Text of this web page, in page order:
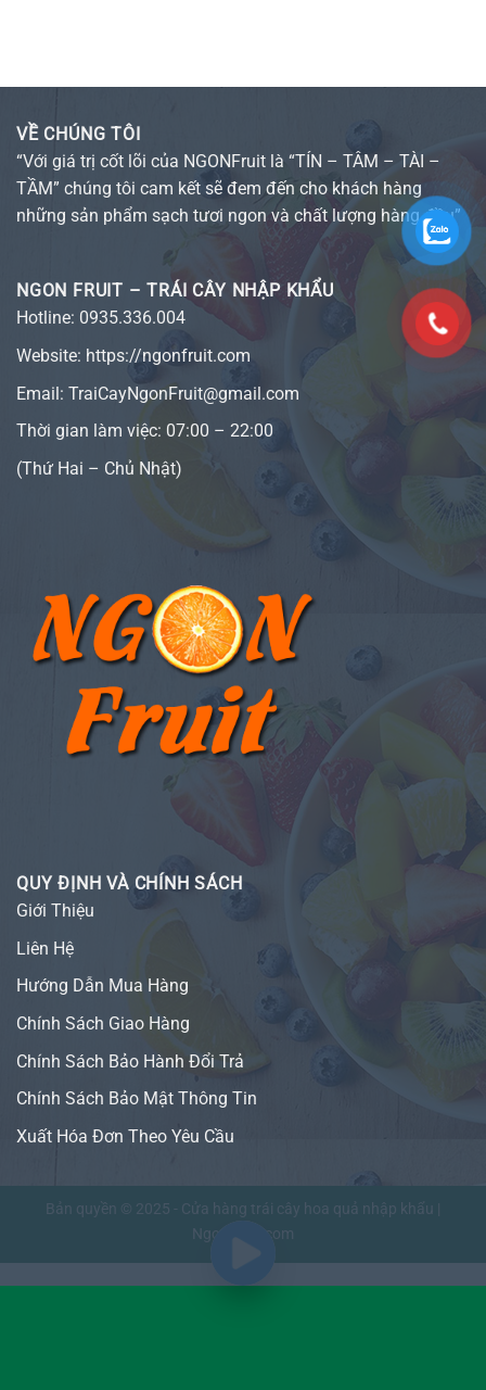
VỀ CHÚNG TÔI
“Với giá trị cốt lõi của NGONFruit là “TÍN – TÂM – TÀI –
TẦM” chúng tôi cam kết sẽ đem đến cho khách hàng
những sản phẩm sạch tươi ngon và chất lượng hàng đầu”
NGON FRUIT – TRÁI CÂY NHẬP KHẨU
Hotline: 0935.336.004
Website: https://ngonfruit.com
Email: TraiCayNgonFruit@gmail.com
Thời gian làm việc: 07:00 – 22:00
(Thứ Hai – Chủ Nhật)
QUY ĐỊNH VÀ CHÍNH SÁCH
Giới Thiệu
Liên Hệ
Hướng Dẫn Mua Hàng
Chính Sách Giao Hàng
Chính Sách Bảo Hành Đổi Trả
Chính Sách Bảo Mật Thông Tin
Xuất Hóa Đơn Theo Yêu Cầu
Bản quyền © 2025 - Cửa hàng trái cây hoa quả nhập khẩu |
NgonFruit.com